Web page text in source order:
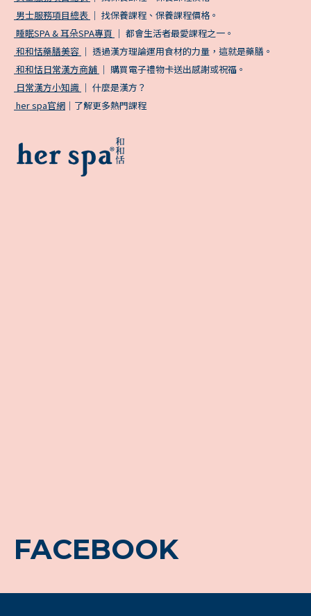
男士服務項目總表 ｜ 找保養課程、保養課程價格。
睡眠SPA & 耳朵SPA專頁 ｜ 都會生活者最愛課程之一。
和和恬藥膳美容 ｜ 透過漢方理論運用食材的力量，這就是藥膳。
和和恬日常漢方商舖 ｜ 購買電子禮物卡送出感謝或祝福。
日常漢方小知識 ｜ 什麼是漢方？
her spa官網 ｜了解更多熱門課程
FACEBOOK